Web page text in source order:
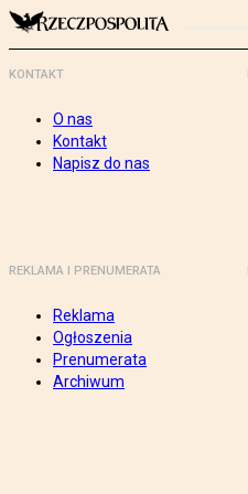
KONTAKT
O nas
Kontakt
Napisz do nas
REKLAMA I PRENUMERATA
Reklama
Ogłoszenia
Prenumerata
Archiwum